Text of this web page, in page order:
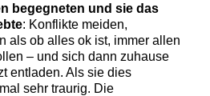
begegneten und sie das
: Konflikte meiden,
als ob alles ok ist, immer allen
– und sich dann zuhause
entladen. Als sie dies
sehr traurig. Die